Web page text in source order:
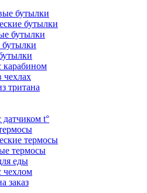
бутылки
бутылки
бутылки
карабином
чехлах
тритана
t°
термосы
термосы
еды
чехлом
заказ